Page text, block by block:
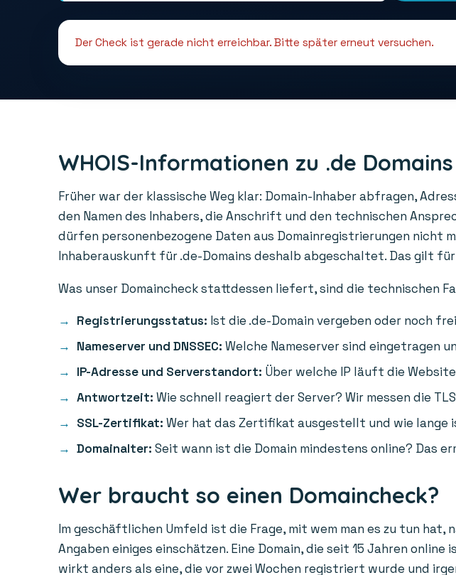
Der Check ist gerade nicht erreichbar. Bitte später erneut versuchen.
WHOIS-Informationen zu .de
Früher war der klassische Weg klar: Domain-Inhaber abfragen,
den Namen des Inhabers, die Anschrift und den technischen
dürfen personenbezogene Daten aus Domainregistrierungen nicht
Inhaberauskunft für .de-Domains deshalb abgeschaltet. Das gilt
Was unser Domaincheck stattdessen liefert, sind die technischen
Registrierungsstatus: Ist die .de-Domain vergeben oder noch
Nameserver und DNSSEC: Welche Nameserver sind eingetragen
IP-Adresse und Serverstandort: Über welche IP läuft die
Antwortzeit: Wie schnell reagiert der Server? Wir messen die
SSL-Zertifikat: Wer hat das Zertifikat ausgestellt und wie lange
Domainalter: Seit wann ist die Domain mindestens online? Das
Wer braucht so einen Domaincheck?
Im geschäftlichen Umfeld ist die Frage, mit wem man es zu tun
Angaben einiges einschätzen. Eine Domain, die seit 15 Jahren
wirkt anders als eine, die vor zwei Wochen registriert wurde und